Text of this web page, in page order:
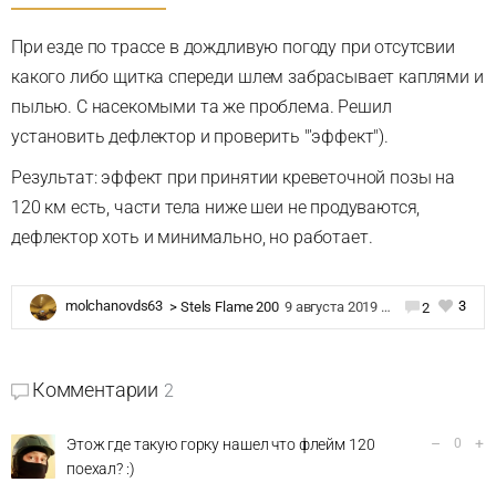
При езде по трассе в дождливую погоду при отсутсвии
какого либо щитка спереди шлем забрасывает каплями и
пылью. С насекомыми та же проблема. Решил
установить дефлектор и проверить "'эффект").
Результат: эффект при принятии креветочной позы на
120 км есть, части тела ниже шеи не продуваются,
дефлектор хоть и минимально, но работает.
molchanovds63 > Stels Flame 200 9 августа 2019 в 15:30 2 3
Комментарии 2
Этож где такую горку нашел что флейм 120
поехал? :)
– 0 +